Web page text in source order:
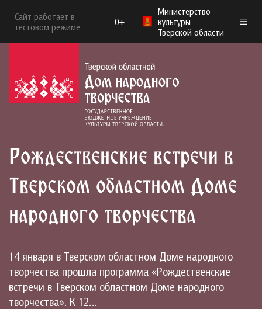
Сайт работает в
тестовом режиме
0+
Министерство
культуры
Тверской области
Рождественские встречи в
Тверском областном Доме
народного творчества
14 января в Тверском областном Доме народного
творчества прошла программа «Рождественские
встречи в Тверском областном Доме народного
творчества». К 12…